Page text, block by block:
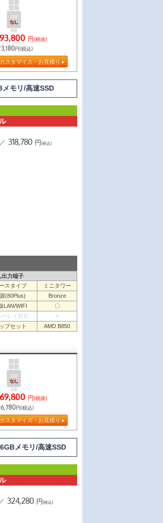
円(税抜)
円(税込)
スタマイズ・お見積り
モリ/高速SSD
318,780 円(税込)
出力端子
スタイプ
ミニタワー
(80Plus)
Bronze
LAN/WIFI
〇
ーレイ対応
×
プセット AMD B850
円(税抜)
円(税込)
スタマイズ・お見積り
メモリ/高速SSD
324,280 円(税込)